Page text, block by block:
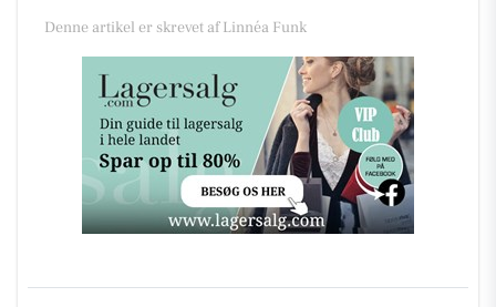
Denne artikel er skrevet af Linnéa Funk